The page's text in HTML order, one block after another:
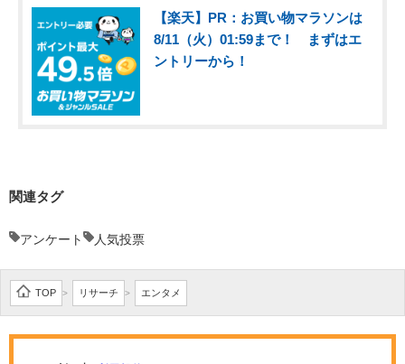
【楽天】PR：お買い物マラソンは
8/11（火）01:59まで！ まずはエ
ントリーから！
関連タグ
アンケート 人気投票
TOP > リサーチ > エンタメ